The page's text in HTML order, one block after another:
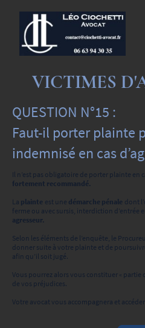
VICTIMES
QUESTION N°15 :
Faut-il porter plainte
indemnisé en cas
Il n’est pas obligatoire de porter plainte en
fortement recommandé.
La plainte est une démarche pénale dont
ferme ou avec sursis, interdiction d’entrée
agresseur.
Selon les éléments de l’enquête, le
donner suite à votre plainte et de
afin qu’il soit jugé.
Vous pourrez alors vous constituer «
de vos préjudices.
Votre avocat vous accompagnera et